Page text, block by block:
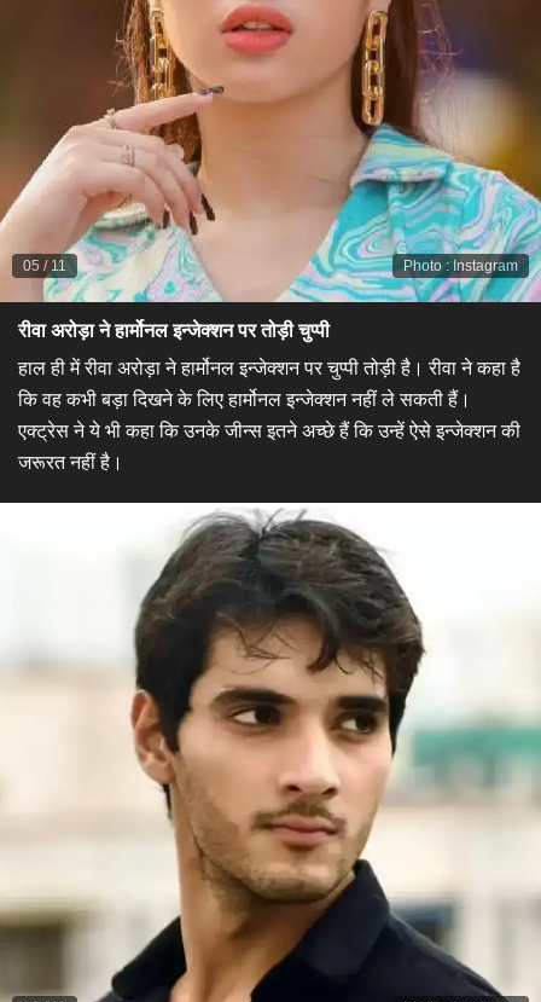
Photo : Instagram
05 /11
रीवा अरोड़ा ने हार्मोनल इन्जेक्शन पर तोड़ी चुप्पी​
हाल ही में रीवा अरोड़ा ने हार्मोनल इन्जेक्शन पर चुप्पी तोड़ी है। रीवा ने कहा है
कि वह कभी बड़ा दिखने के लिए हार्मोनल इन्जेक्शन नहीं ले सकती हैं।
एक्ट्रेस ने ये भी कहा कि उनके जीन्स इतने अच्छे हैं कि उन्हें ऐसे इन्जेक्शन की
जरूरत नहीं है।